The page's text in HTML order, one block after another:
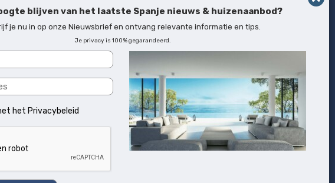
Download brochure Inschrijven
blijven van het laatste Spanje nieuws & huizenaanbod?
je nu in op onze Nieuwsbrief en ontvang relevante informatie en tips.
Je privacy is 100% gegarandeerd.
het Privacybeleid